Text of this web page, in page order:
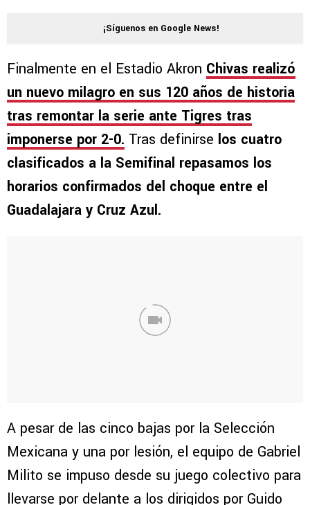
¡Síguenos en Google News!
Finalmente en el Estadio Akron Chivas realizó
un nuevo milagro en sus 120 años de historia
tras remontar la serie ante Tigres tras
imponerse por 2-0. Tras definirse los cuatro
clasificados a la Semifinal repasamos los
horarios confirmados del choque entre el
Guadalajara y Cruz Azul.
A pesar de las cinco bajas por la Selección
Mexicana y una por lesión, el equipo de Gabriel
Milito se impuso desde su juego colectivo para
llevarse por delante a los dirigidos por Guido